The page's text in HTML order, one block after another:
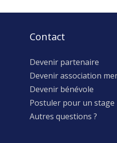
Contact
Devenir partenaire
Devenir association
Devenir bénévole
Postuler pour un stage
Autres questions ?